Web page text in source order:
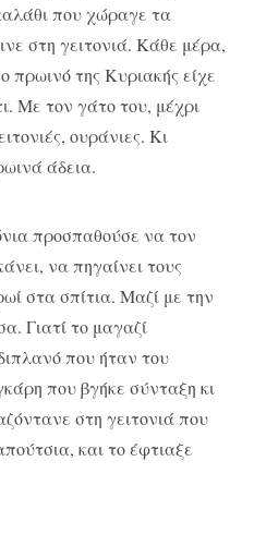
που χώραγε τα
στη γειτονιά. Κάθε μέρα,
πρωινό της Κυριακής είχε
Με τον γάτο του, μέχρι
ουράνιες. Κι
άδεια.
προσπαθούσε να τον
να πηγαίνει τους
στα σπίτια. Μαζί με την
Γιατί το μαγαζί
που ήταν του
που βγήκε σύνταξη κι
στη γειτονιά που
και το έφτιαξε